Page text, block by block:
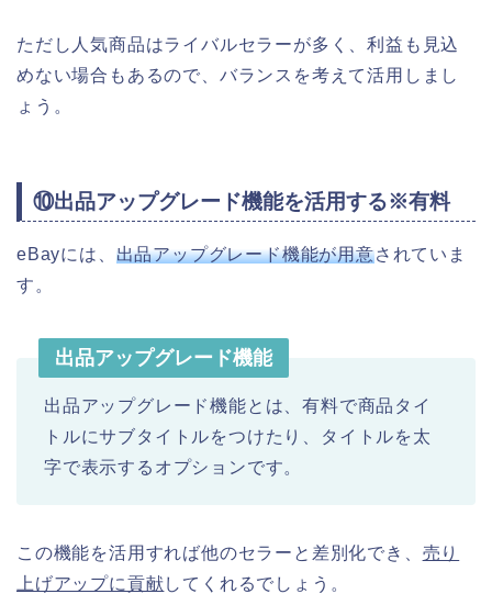
ただし人気商品はライバルセラーが多く、利益も見込
めない場合もあるので、バランスを考えて活用しまし
ょう。
⑩出品アップグレード機能を活用する※有料
eBayには、 出品アップグレード機能が用意されていま
す。
出品アップグレード機能
出品アップグレード機能とは、有料で商品タイ
トルにサブタイトルをつけたり、タイトルを太
字で表示するオプションです。
この機能を活用すれば他のセラーと差別化でき、 売り
上げアップに貢献してくれるでしょう。